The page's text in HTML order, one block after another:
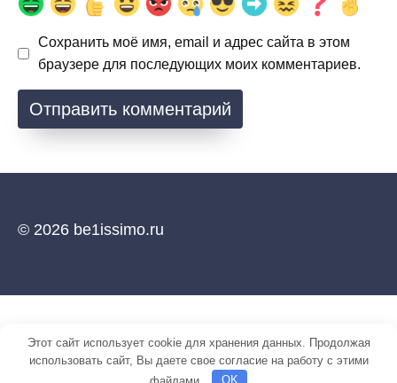
Сохранить моё имя, email и адрес сайта в этом
браузере для последующих моих комментариев.
© 2026 be1issimo.ru
Этот сайт использует cookie для хранения данных. Продолжая
использовать сайт, Вы даете свое согласие на работу с этими
файлами.
OK